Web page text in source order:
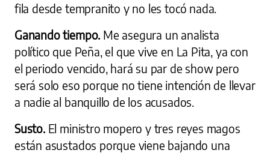
fila desde tempranito y no les tocó nada.
Ganando tiempo. Me asegura un analista
político que Peña, el que vive en La Pita, ya con
el periodo vencido, hará su par de show pero
será solo eso porque no tiene intención de llevar
a nadie al banquillo de los acusados.
Susto. El ministro mopero y tres reyes magos
están asustados porque viene bajando una